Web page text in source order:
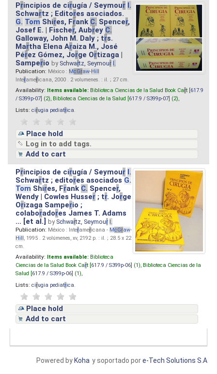
Principios de cirugía / Seymour I.
Schwartz ; Editores asociados.
G. Tom Shires, Frank C. Spencer,
Josef E. | Fischer, Aubrey C.
Galloway, John M. Daly ; trs.
Martha Elena Araiza M., José
Pérez Gómez, Jorge Ortizaga |
Samperio by Schwartz, Seymour I.
Publication: México : McGraw-Hill
Interamericana, 2000 . 2 volumenes. : il. ; 27 cm.
Availability: Items available: Biblioteca Ciencias de la Salud Book Cart [ 617.9
/ S399p-07 ] (2), Biblioteca Ciencias de la Salud [ 617.9 / S399p-07 ] (2),
Lists: cirugia pediatrica
Place hold
Log in to add tags.
Add to cart
Principios de cirugía / Seymour I.
Schwartz ; editores asociados G.
Tom Shires, Frank C. Spencer,
Wendy | Cowles Husser ; tr. Jorge
Orizaga Samperio ;
colaboradores James T. Adams
... [et al.]by Schwartz, Seymour I.
Publication: México : Interamericana - McGraw-
Hill, 1995 . 2 volúmenes, xv, 2192 p. : il. ; 28.5 x 22
cm.
Availability: Items available: Biblioteca
Ciencias de la Salud Book Cart [ 617.9 / S399p-06 ] (1), Biblioteca Ciencias de la
Salud [ 617.9 / S399p-06 ] (1),
Lists: cirugia pediatrica
Place hold
Add to cart
y soportado pore-Tech Solutions S.A
Powered by Koha